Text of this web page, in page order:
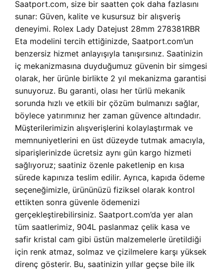
Saatport.com, size bir saatten çok daha fazlasını
sunar: Güven, kalite ve kusursuz bir alışveriş
deneyimi. Rolex Lady Datejust 28mm 278381RBR
Eta modelini tercih ettiğinizde, Saatport.com’un
benzersiz hizmet anlayışıyla tanışırsınız. Saatinizin
iç mekanizmasına duyduğumuz güvenin bir simgesi
olarak, her ürünle birlikte 2 yıl mekanizma garantisi
sunuyoruz. Bu garanti, olası her türlü mekanik
sorunda hızlı ve etkili bir çözüm bulmanızı sağlar,
böylece yatırımınız her zaman güvence altındadır.
Müşterilerimizin alışverişlerini kolaylaştırmak ve
memnuniyetlerini en üst düzeyde tutmak amacıyla,
siparişlerinizde ücretsiz aynı gün kargo hizmeti
sağlıyoruz; saatiniz özenle paketlenip en kısa
sürede kapınıza teslim edilir. Ayrıca, kapıda ödeme
seçeneğimizle, ürününüzü fiziksel olarak kontrol
ettikten sonra güvenle ödemenizi
gerçekleştirebilirsiniz. Saatport.com’da yer alan
tüm saatlerimiz, 904L paslanmaz çelik kasa ve
safir kristal cam gibi üstün malzemelerle üretildiği
için renk atmaz, solmaz ve çizilmelere karşı yüksek
direnç gösterir. Bu, saatinizin yıllar geçse bile ilk